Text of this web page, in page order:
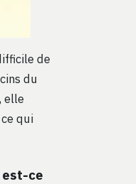
de
du
elle
qui
ce